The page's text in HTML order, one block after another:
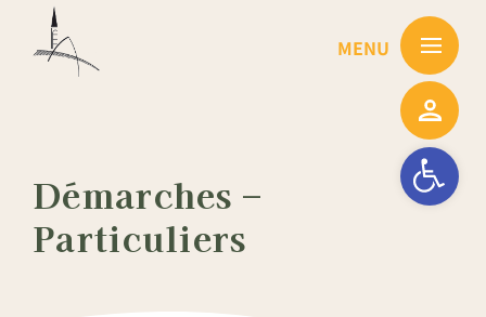
Ouvrir la
Démarches –
Particuliers